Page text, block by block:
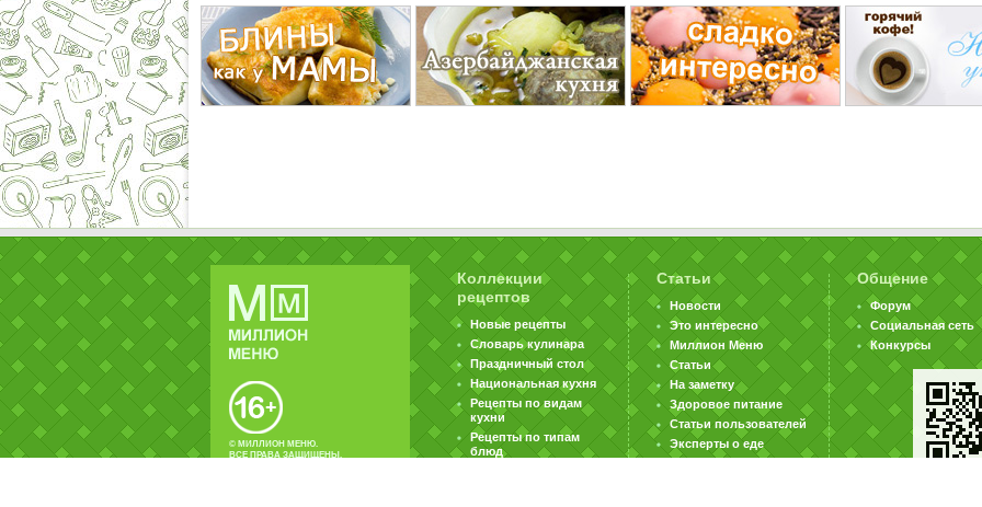
© МИЛЛИОН МЕНЮ.
ВСЕ ПРАВА ЗАЩИЩЕНЫ.
Коллекции
рецептов
Новые рецепты
Словарь кулинара
Праздничный стол
Национальная кухня
Рецепты по видам
кухни
Рецепты по типам
блюд
Статьи
Новости
Это интересно
Миллион Меню
Статьи
На заметку
Здоровое питание
Статьи пользователей
Эксперты о еде
Общение
Форум
Социальная сеть
Конкурсы